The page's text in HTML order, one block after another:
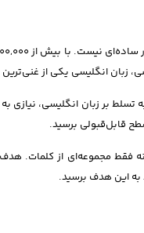
زبان انگلیسی یکی از
قابل‌قبولی برسید.
نه فقط مجموعه‌ای از کلمات.
به این هدف برسید.